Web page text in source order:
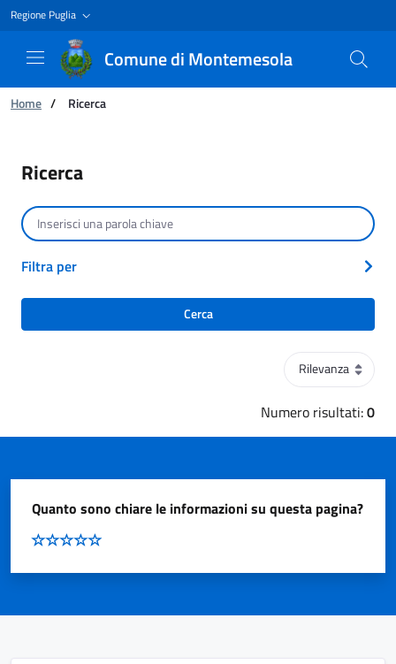
Regione Puglia
Comune di Montemesola
Ti trovi in:
Home / Ricerca
Ricerca
Ordinamento
Numero risultati:0
Cerca per testo
Filtra per
Cerca
Quanto sono chiare le informazioni su questa pagina?